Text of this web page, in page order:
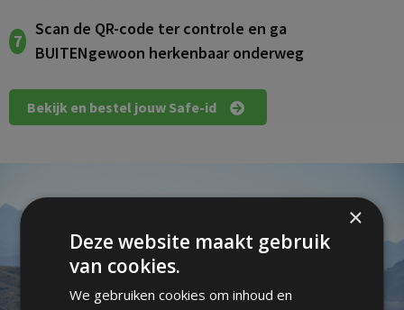
7
Scan de QR-code ter controle en ga
BUITENgewoon herkenbaar onderweg
Bekijk en bestel jouw Safe-id
×
Deze website maakt gebruik
van cookies.
We gebruiken cookies om inhoud en